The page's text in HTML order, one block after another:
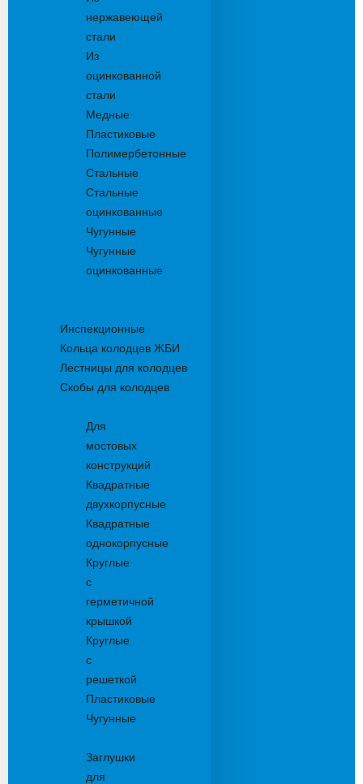
нержавеющей
стали
Из
оцинкованной
стали
Медные
Пластиковые
Полимербетонные
Стальные
Стальные
оцинкованные
Чугунные
Чугунные
оцинкованные
Инспекционные
Кольца колодцев ЖБИ
Лестницы для колодцев
Скобы для колодцев
Для
мостовых
конструкций
Квадратные
двухкорпусные
Квадратные
однокорпусные
Круглые
с
герметичной
крышкой
Круглые
с
решеткой
Пластиковые
Чугунные
Заглушки
для